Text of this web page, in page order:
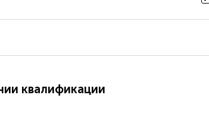
квалификации